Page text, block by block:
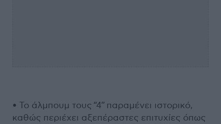
• Το άλμπουμ τους “4” παραμένει ιστορικό,
καθώς περιέχει αξεπέραστες επιτυχίες όπως